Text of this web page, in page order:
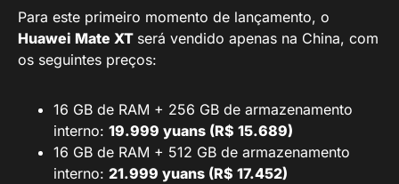
Para este primeiro momento de lançamento, o
Huawei Mate XT será vendido apenas na China, com
os seguintes preços:
16 GB de RAM + 256 GB de armazenamento
interno: 19.999 yuans (R$ 15.689)
16 GB de RAM + 512 GB de armazenamento
interno: 21.999 yuans (R$ 17.452)